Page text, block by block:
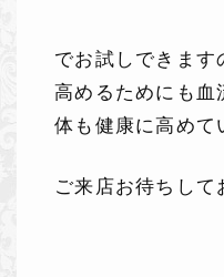
でお試しできます
高めるためにも血
体も健康に高めて
ご来店お待ちし